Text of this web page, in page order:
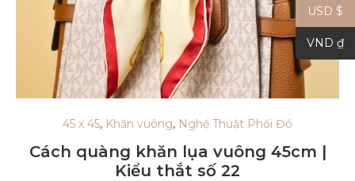
45 x 45, Khăn vuông, Nghệ Thuật Phối Đồ
Cách quàng khăn lụa vuông 45cm |
Kiểu thắt số 22
USD $
VND ₫